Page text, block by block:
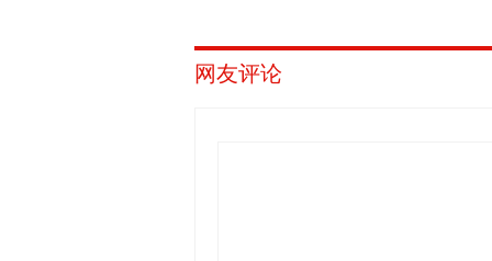
网友评论